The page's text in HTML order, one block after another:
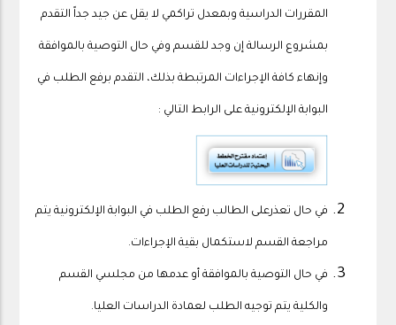
المقررات الدراسية وبمعدل تراكمي لا يقل عن جيد جداً التقدم
بمشروع الرسالة إن وجد للقسم وفي حال التوصية بالموافقة
وإنهاء كافة الإجراءات المرتبطة بذلك، التقدم برفع الطلب في
البوابة الإلكترونية على الرابط التالي :
في حال تعذرعلى الطالب رفع الطلب في البوابة الإلكترونية يتم
مراجعة القسم لاستكمال بقية الإجراءات.
في حال التوصية بالموافقة أو عدمها من مجلسي القسم
والكلية يتم توجيه الطلب لعمادة الدراسات العليا.